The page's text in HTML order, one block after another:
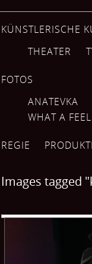
KÜNSTLERISCHE
THEATER
FOTOS
ANATEVKA
WHAT A
REGIE
Images tagged